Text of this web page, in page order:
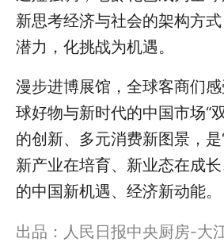
新思考经济与社会的架构方
潜力，化挑战为机遇。
漫步进博展馆，全球客商们
球好物与新时代的中国市场“
的创新、多元消费新图景，是
新产业在培育、新业态在成
的中国新机遇、经济新动能。
出品：人民日报中央厨房-大